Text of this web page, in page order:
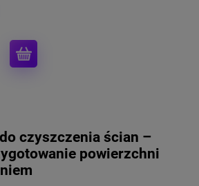
czyszczenia ścian –
powierzchni